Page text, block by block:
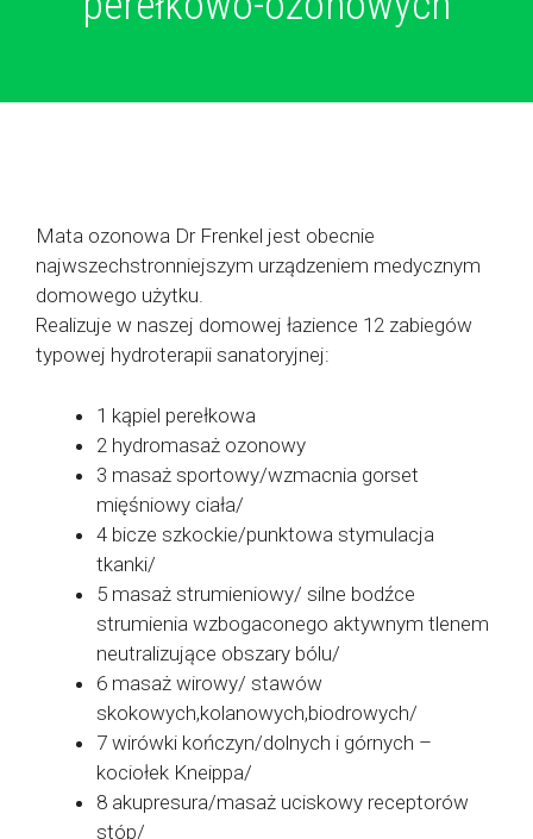
Mata ozonowa Dr Frenkel jest obecnie
najwszechstronniejszym urządzeniem medycznym
domowego użytku.
Realizuje w naszej domowej łazience 12 zabiegów
typowej hydroterapii sanatoryjnej:
1 kąpiel perełkowa
2 hydromasaż ozonowy
3 masaż sportowy/wzmacnia gorset
mięśniowy ciała/
4 bicze szkockie/punktowa stymulacja
tkanki/
5 masaż strumieniowy/ silne bodźce
strumienia wzbogaconego aktywnym tlenem
neutralizujące obszary bólu/
6 masaż wirowy/ stawów
skokowych,kolanowych,biodrowych/
7 wirówki kończyn/dolnych i górnych –
kociołek Kneippa/
8 akupresura/masaż uciskowy receptorów
stóp/